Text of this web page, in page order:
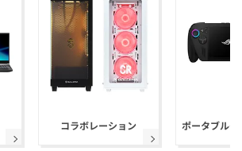
コラボレーション ポータブルゲ